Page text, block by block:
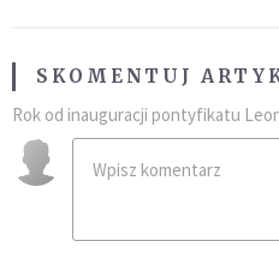
SKOMENTUJ
Rok od inauguracji pontyfikatu